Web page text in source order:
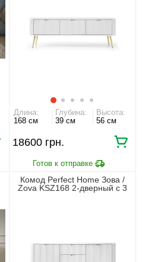
Длина:
168 см
Глубина:
39 см
Высота:
56 см
18600 грн.
Комод Perfect Home Зова /
Zova KSZ168 2-дверный с 3